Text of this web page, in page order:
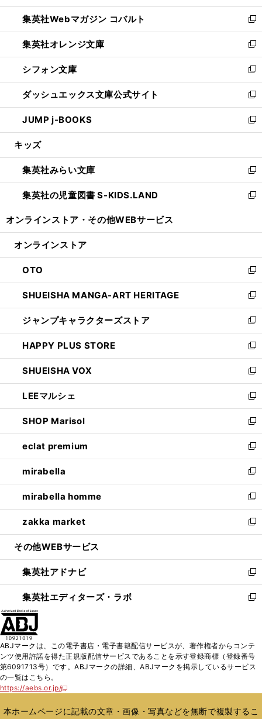
開
く
ウ
で
開
く
ン
ド
ウ
で
開
く
ウ
ィ
ン
ド
ウ
で
開
く
集英社Webマガジン コバルト
新
し
い
ウ
ィ
ン
ド
ウ
で
開
集英社オレンジ文庫
新
し
い
ウ
ィ
ン
ド
ウ
開
く
シフォン文庫
新
し
い
ウ
ィ
ン
ウ
で
開
く
ダッシュエックス文庫公式サイト
新
し
い
ウ
ン
ド
ウ
で
JUMP j-BOOKS
新
し
ウ
ィ
ン
ド
開
キッズ
集英社みらい文庫
新
し
い
ン
ウ
で
開
く
集英社の児童図書 S-KIDS.LAND
新
ウ
ン
ド
ウ
で
開
く
オンラインストア・ その他WEBサービス
オンラインストア
OTO
新
し
い
ウ
ィ
ン
ド
ウ
で
開
く
SHUEISHA MANGA-ART HERITAGE
新
し
い
ウ
ィ
ン
ド
ウ
で
開
く
ジャンプキャラクターズストア
新
し
い
ウ
ィ
ン
ド
ウ
で
開
く
HAPPY PLUS STORE
新
し
い
ウ
ィ
ン
ド
ウ
で
開
く
SHUEISHA VOX
新
し
い
ウ
ィ
ン
ド
ウ
で
開
く
LEEマルシェ
新
し
い
ウ
ィ
ン
ド
ウ
で
開
く
SHOP Marisol
新
し
い
ウ
ィ
ン
ド
ウ
で
開
eclat premium
新
し
い
ウ
ィ
ン
ド
ウ
開
く
mirabella
新
し
い
ウ
ィ
ン
ウ
で
開
く
mirabella homme
新
し
い
ウ
ン
ド
ウ
で
zakka market
新
し
ウ
ィ
ン
ド
く
その他WEBサービス
集英社アドナビ
新
し
い
ド
ウ
で
集英社エディターズ・ラボ
新
ィ
ン
ド
開
ABJマークは、この電子書店・電子書籍配信サービスが、著作権者からコンテ
ンツ使用許諾を得た正規版配信サービスであることを示す登録商標（登録番号
第6091713号）です。ABJマークの詳細、ABJマークを掲示しているサービス
の一覧はこちら。
https://aebs.or.jp/
新
い
本ホームページに記載の文章・画像・写真などを無断で複製するこ